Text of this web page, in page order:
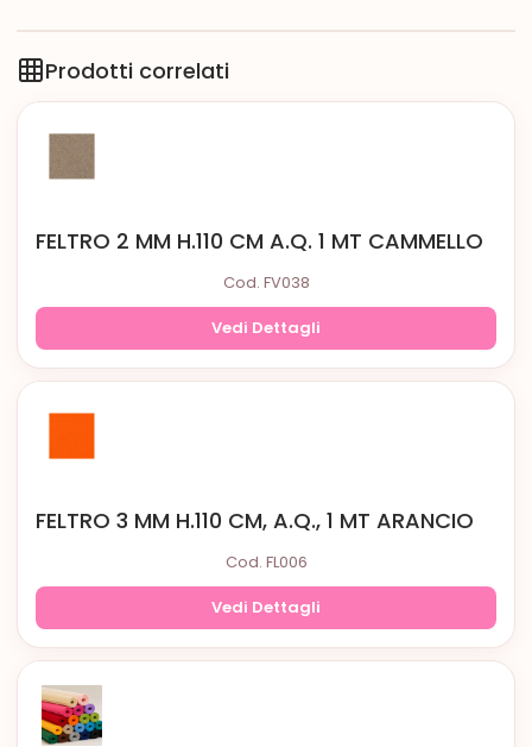
Prodotti correlati
FELTRO 2 MM H.110 CM A.Q. 1 MT CAMMELLO
Cod. FV038
Vedi Dettagli
FELTRO 3 MM H.110 CM, A.Q., 1 MT ARANCIO
Cod. FL006
Vedi Dettagli